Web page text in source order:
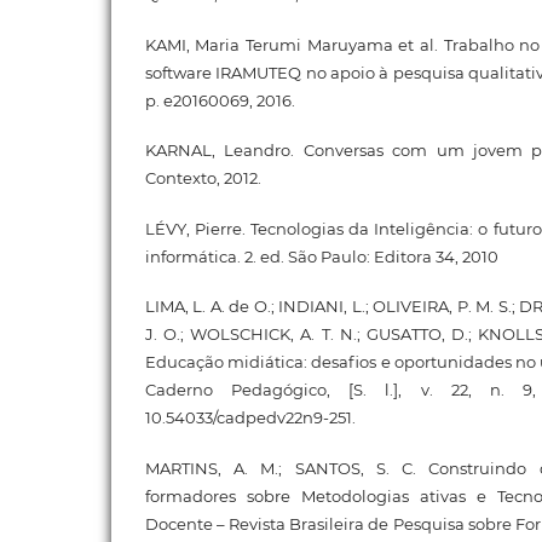
KAMI, Maria Terumi Maruyama et al. Trabalho
software IRAMUTEQ no apoio à pesquisa
p. e20160069, 2016.
KARNAL, Leandro. Conversas com um jovem
Contexto, 2012.
LÉVY, Pierre. Tecnologias da Inteligência: o
informática. 2. ed. São Paulo: Editora 34, 2010
LIMA, L. A. de O.; INDIANI, L.; OLIVEIRA, P. M. S.;
J. O.; WOLSCHICK, A. T. N.; GUSATTO, D.;
Educação midiática: desafios e oportunidades
Caderno Pedagógico, [S. l.], v. 22, n. 9,
10.54033/cadpedv22n9-251.
MARTINS, A. M.; SANTOS, S. C.
formadores sobre Metodologias ativas e
Docente – Revista Brasileira de Pesquisa sobre